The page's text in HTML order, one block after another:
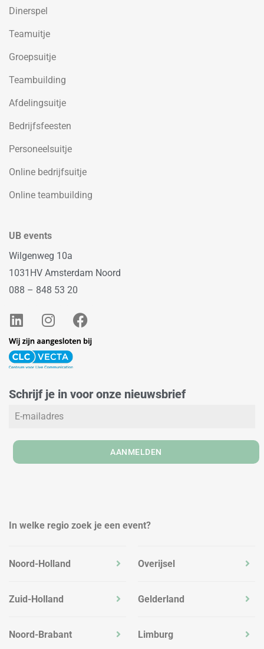
Dinerspel
Teamuitje
Groepsuitje
Teambuilding
Afdelingsuitje
Bedrijfsfeesten
Personeelsuitje
Online bedrijfsuitje
Online teambuilding
UB events
Wilgenweg 10a
1031HV Amsterdam Noord
088 – 848 53 20
L
i
n
k
d
n
I
n
s
t
g
a
m
F
a
c
o
Schrijf je in voor onze nieuwsbrief
AANMELDEN
In welke regio zoek je een event?
Noord-Holland
Zuid-Holland
Noord-Brabant
Overijsel
Gelderland
Limburg